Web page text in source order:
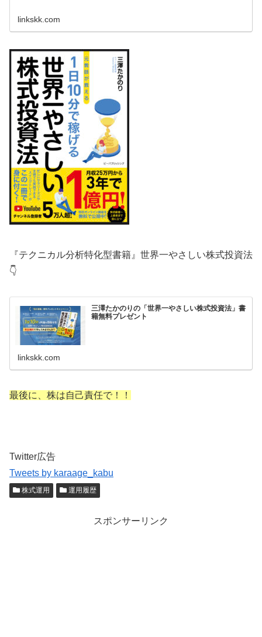
linkskk.com
『テクニカル分析特化型書籍』世界一やさしい株式投資法
👇
三澤たかのりの「世界一やさしい株式投資法」書
籍無料プレゼント
linkskk.com
最後に、株は自己責任で！！
Twitter広告
Tweets by karaage_kabu
株式運用 運用履歴
スポンサーリンク